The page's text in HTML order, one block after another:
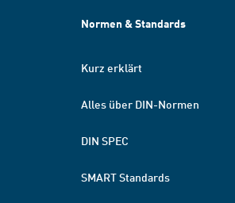
Normen & Standards
Kurz erklärt
Alles über DIN-Normen
DIN SPEC
SMART Standards